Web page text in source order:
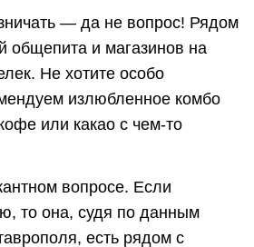
— да не вопрос! Рядом
общепита и магазинов на
Не хотите особо
излюбленное комбо
или какао с чем-то
вопросе. Если
то она, судя по данным
есть рядом с